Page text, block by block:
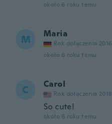
około 6 roku temu
M Maria
Rok dołączenia 2016
około 6 roku temu
C Carol
Rok dołączenia 2018
So cute!
około 6 roku temu